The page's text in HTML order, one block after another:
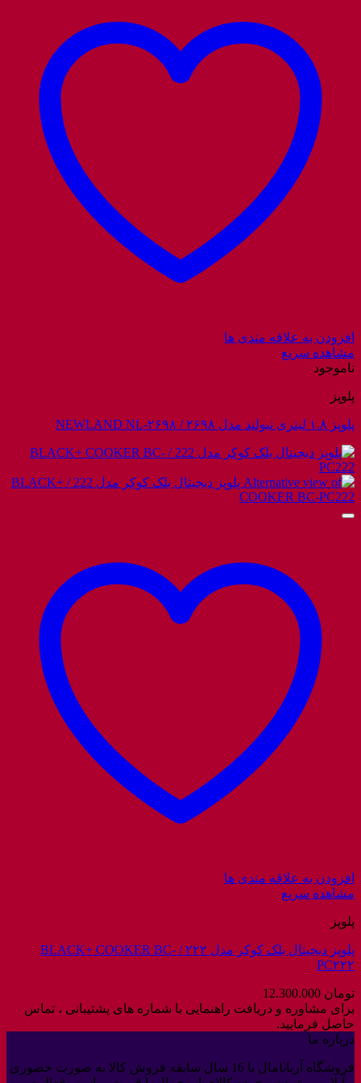
افزودن به علاقه مندی ها
مشاهده سریع
ناموجود
پلوپز
پلوپز ۱.۸ لیتری نیولند مدل ۲۶۹۸ / NEWLAND NL-۲۶۹۸
افزودن به علاقه مندی ها
مشاهده سریع
پلوپز
پلوپز دیجیتال بلک کوکر مدل ۲۲۲ / BLACK+ COOKER BC-
PC۲۲۲
تومان
برای مشاوره و دریافت راهنمایی با شماره های پشتیبانی ، تماس
حاصل فرمایید.
درباره ما
فروشگاه آربابامال با 16 سال سابقه فروش کالا به صورت حضوری